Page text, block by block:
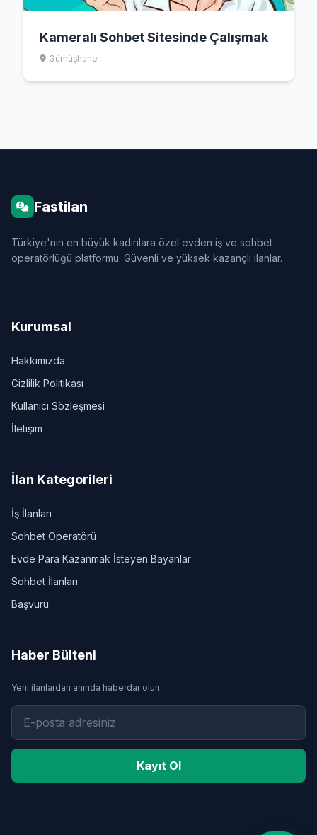
Kameralı Sohbet Sitesinde Çalışmak
Gümüşhane
Fastilan
Türkiye'nin en büyük kadınlara özel evden iş ve sohbet
operatörlüğü platformu. Güvenli ve yüksek kazançlı ilanlar.
Kurumsal
Hakkımızda
Gizlilik Politikası
Kullanıcı Sözleşmesi
İletişim
İlan Kategorileri
İş İlanları
Sohbet Operatörü
Evde Para Kazanmak İsteyen Bayanlar
Sohbet İlanları
Başvuru
Haber Bülteni
Yeni ilanlardan anında haberdar olun.
Kayıt Ol